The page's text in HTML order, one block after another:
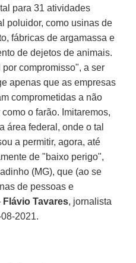
para 31 atividades
poluidor, como usinas de
fábricas de argamassa e
de dejetos de animais.
compromisso", a ser
apenas que as empresas
comprometidas a não
o farão. Imitaremos,
área federal, onde o tal
a permitir, agora, até
de "baixo perigo",
(MG), que (ao se
de pessoas e
Flávio Tavares, jornalista
2021.